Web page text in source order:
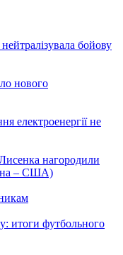
бойову
нового
електроенергії не
нагородили
– США)
итоги футбольного